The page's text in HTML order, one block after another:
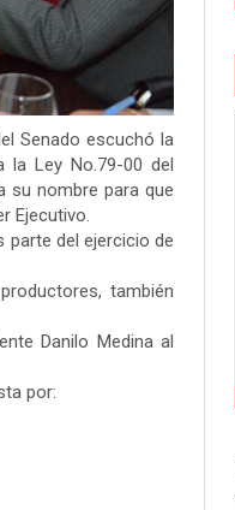
Senado escuchó la
la Ley No.79-00 del
su nombre para que
Ejecutivo.
parte del ejercicio de
también
Danilo Medina al
por: